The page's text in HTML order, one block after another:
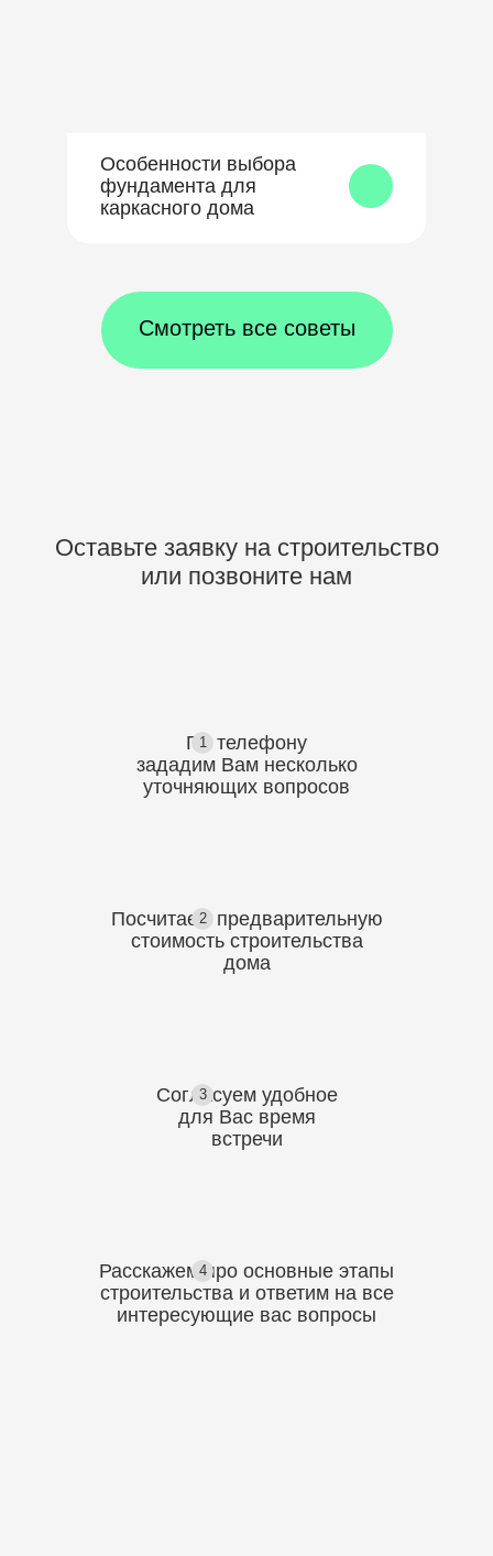
Особенности выбора
фундамента для
каркасного дома
Смотреть все советы
Оставьте заявку на строительство
или позвоните нам
1
По телефону
зададим Вам несколько
уточняющих вопросов
2
Посчитаем предварительную
стоимость строительства
дома
3
Согласуем удобное
для Вас время
встречи
4
Расскажем про основные этапы
строительства и ответим на все
интересующие вас вопросы